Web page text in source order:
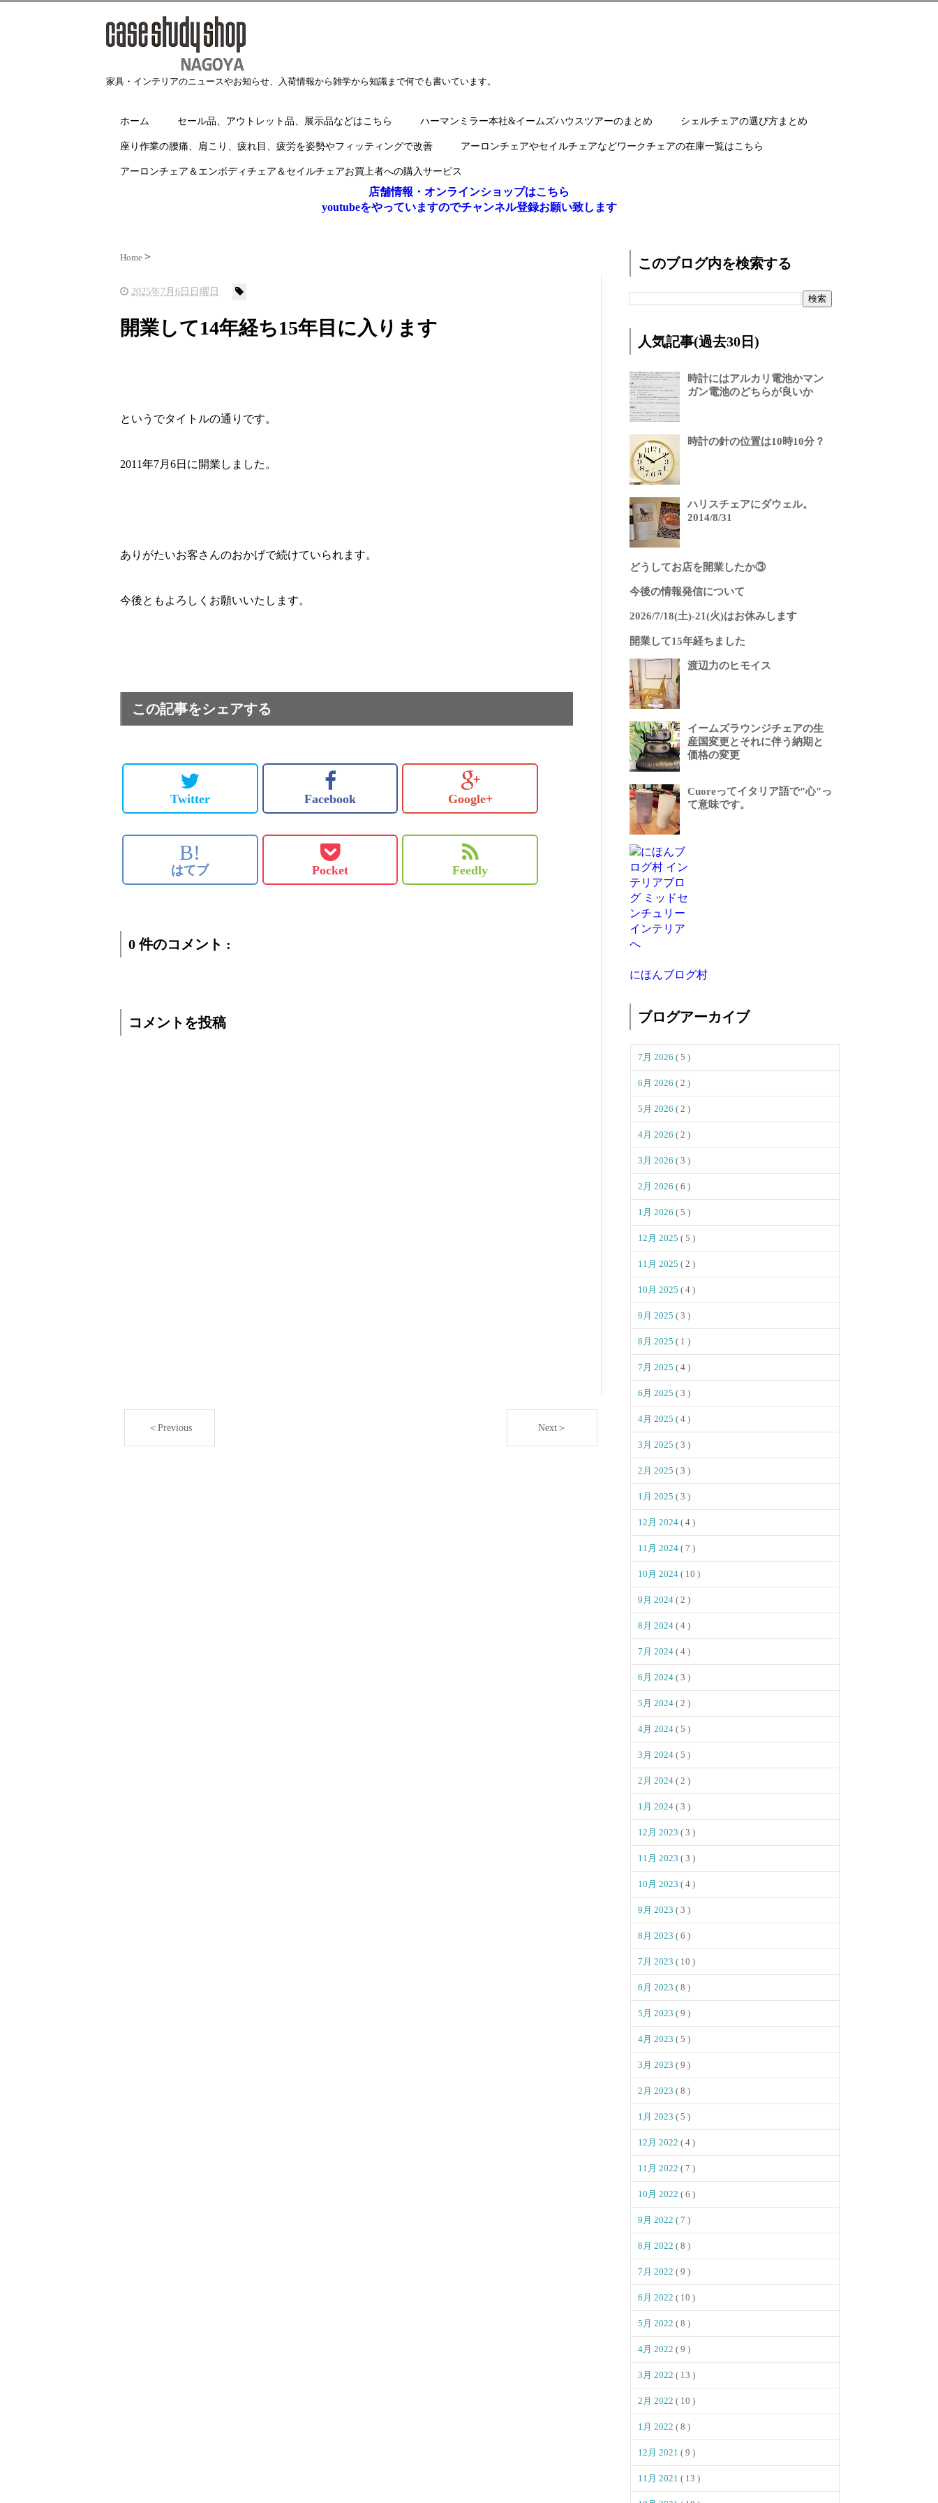
家具・インテリアのニュースやお知らせ、入荷情報から雑学から知識まで何でも書いています。
ホーム セール品、アウトレット品、展示品などはこちら ハーマンミラー本社&イームズハウスツアーのまとめ シェルチェアの選び方まとめ
座り作業の腰痛、肩こり、疲れ目、疲労を姿勢やフィッティングで改善 アーロンチェアやセイルチェアなどワークチェアの在庫一覧はこちら
アーロンチェア＆エンボディチェア＆セイルチェアお買上者への購入サービス
店舗情報・オンラインショップはこちら
youtubeをやっていますのでチャンネル登録お願い致します
Home
2025年7月6日日曜日
開業して14年経ち15年目に入ります
というでタイトルの通りです。
2011年7月6日に開業しました。
ありがたいお客さんのおかげで続けていられます。
今後ともよろしくお願いいたします。
この記事をシェアする
Twitter Facebook Google+
B!
はてブ Pocket Feedly
0 件のコメント :
コメントを投稿
＜Previous Next＞
このブログ内を検索する
人気記事(過去30日)
時計にはアルカリ電池かマン
ガン電池のどちらが良いか
時計の針の位置は10時10分？
ハリスチェアにダウェル。
2014/8/31
どうしてお店を開業したか③
今後の情報発信について
2026/7/18(土)-21(火)はお休みします
開業して15年経ちました
渡辺力のヒモイス
イームズラウンジチェアの生
産国変更とそれに伴う納期と
価格の変更
Cuoreってイタリア語で"心"っ
て意味です。
にほんブログ村
ブログアーカイブ
7月 2026 ( 5 )
6月 2026 ( 2 )
5月 2026 ( 2 )
4月 2026 ( 2 )
3月 2026 ( 3 )
2月 2026 ( 6 )
1月 2026 ( 5 )
12月 2025 ( 5 )
11月 2025 ( 2 )
10月 2025 ( 4 )
9月 2025 ( 3 )
8月 2025 ( 1 )
7月 2025 ( 4 )
6月 2025 ( 3 )
4月 2025 ( 4 )
3月 2025 ( 3 )
2月 2025 ( 3 )
1月 2025 ( 3 )
12月 2024 ( 4 )
11月 2024 ( 7 )
10月 2024 ( 10 )
9月 2024 ( 2 )
8月 2024 ( 4 )
7月 2024 ( 4 )
6月 2024 ( 3 )
5月 2024 ( 2 )
4月 2024 ( 5 )
3月 2024 ( 5 )
2月 2024 ( 2 )
1月 2024 ( 3 )
12月 2023 ( 3 )
11月 2023 ( 3 )
10月 2023 ( 4 )
9月 2023 ( 3 )
8月 2023 ( 6 )
7月 2023 ( 10 )
6月 2023 ( 8 )
5月 2023 ( 9 )
4月 2023 ( 5 )
3月 2023 ( 9 )
2月 2023 ( 8 )
1月 2023 ( 5 )
12月 2022 ( 4 )
11月 2022 ( 7 )
10月 2022 ( 6 )
9月 2022 ( 7 )
8月 2022 ( 8 )
7月 2022 ( 9 )
6月 2022 ( 10 )
5月 2022 ( 8 )
4月 2022 ( 9 )
3月 2022 ( 13 )
2月 2022 ( 10 )
1月 2022 ( 8 )
12月 2021 ( 9 )
11月 2021 ( 13 )